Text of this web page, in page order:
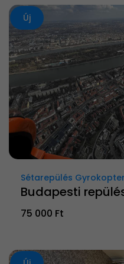
Új
Sétarepülés
Budapesti
75 000 Ft